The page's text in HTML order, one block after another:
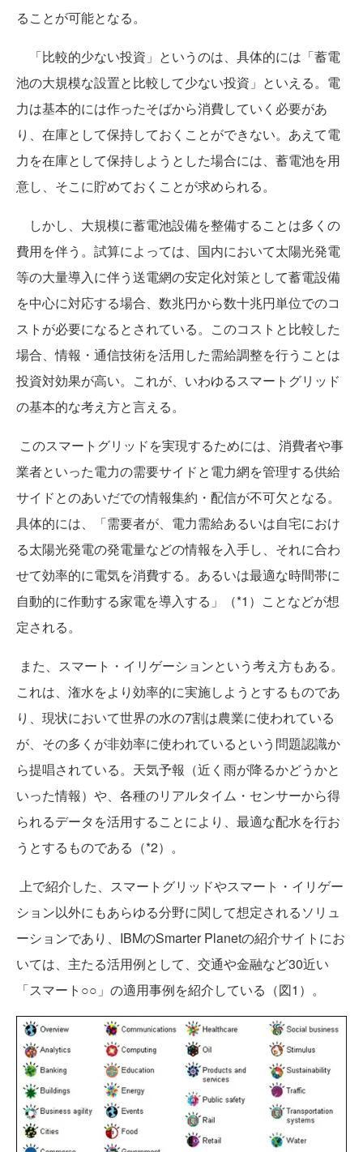
ることが可能となる。
「比較的少ない投資」というのは、具体的には「蓄電
池の大規模な設置と比較して少ない投資」といえる。電
力は基本的には作ったそばから消費していく必要があ
り、在庫として保持しておくことができない。あえて電
力を在庫として保持しようとした場合には、蓄電池を用
意し、そこに貯めておくことが求められる。
しかし、大規模に蓄電池設備を整備することは多くの
費用を伴う。試算によっては、国内において太陽光発電
等の大量導入に伴う送電網の安定化対策として蓄電設備
を中心に対応する場合、数兆円から数十兆円単位でのコ
ストが必要になるとされている。このコストと比較した
場合、情報・通信技術を活用した需給調整を行うことは
投資対効果が高い。これが、いわゆるスマートグリッド
の基本的な考え方と言える。
このスマートグリッドを実現するためには、消費者や事
業者といった電力の需要サイドと電力網を管理する供給
サイドとのあいだでの情報集約・配信が不可欠となる。
具体的には、「需要者が、電力需給あるいは自宅におけ
る太陽光発電の発電量などの情報を入手し、それに合わ
せて効率的に電気を消費する。あるいは最適な時間帯に
自動的に作動する家電を導入する」（*1）ことなどが想
定される。
また、スマート・イリゲーションという考え方もある。
これは、潅水をより効率的に実施しようとするものであ
り、現状において世界の水の7割は農業に使われている
が、その多くが非効率に使われているという問題認識か
ら提唱されている。天気予報（近く雨が降るかどうかと
いった情報）や、各種のリアルタイム・センサーから得
られるデータを活用することにより、最適な配水を行お
うとするものである（*2）。
上で紹介した、スマートグリッドやスマート・イリゲー
ション以外にもあらゆる分野に関して想定されるソリュ
ーションであり、IBMのSmarter Planetの紹介サイトにお
いては、主たる活用例として、交通や金融など30近い
「スマート○○」の適用事例を紹介している（図1）。